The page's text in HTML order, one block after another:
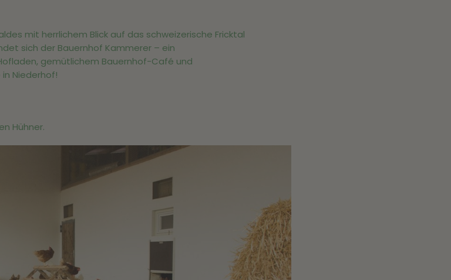
mit herrlichem Blick auf das schweizerische Fricktal
sich der Bauernhof Kammerer – ein
gemütlichem Bauernhof-Café und
Niederhof!
Hühner.